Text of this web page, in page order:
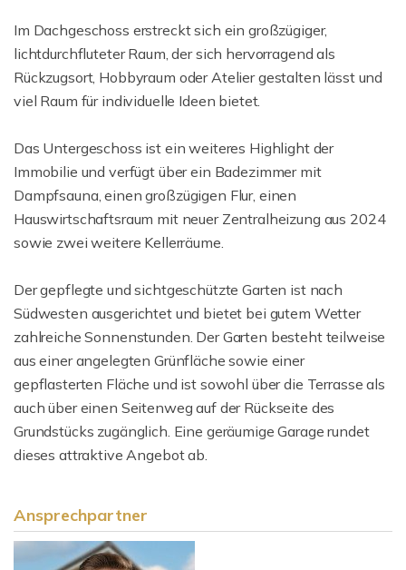
Im Dachgeschoss erstreckt sich ein großzügiger,
lichtdurchfluteter Raum, der sich hervorragend als
Rückzugsort, Hobbyraum oder Atelier gestalten lässt und
viel Raum für individuelle Ideen bietet.
Das Untergeschoss ist ein weiteres Highlight der
Immobilie und verfügt über ein Badezimmer mit
Dampfsauna, einen großzügigen Flur, einen
Hauswirtschaftsraum mit neuer Zentralheizung aus 2024
sowie zwei weitere Kellerräume.
Der gepflegte und sichtgeschützte Garten ist nach
Südwesten ausgerichtet und bietet bei gutem Wetter
zahlreiche Sonnenstunden. Der Garten besteht teilweise
aus einer angelegten Grünfläche sowie einer
gepflasterten Fläche und ist sowohl über die Terrasse als
auch über einen Seitenweg auf der Rückseite des
Grundstücks zugänglich. Eine geräumige Garage rundet
dieses attraktive Angebot ab.
Ansprechpartner